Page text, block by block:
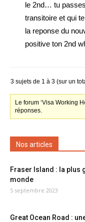
le 2nd… tu
transitoire et qui
la reponse du
positive ton 2nd
3 sujets de 1 à 3 (sur un
Le forum ‘Visa Working
réponses.
Nos articles
Fraser Island : la plus
monde
5 septembre 2023
Great Ocean Road :